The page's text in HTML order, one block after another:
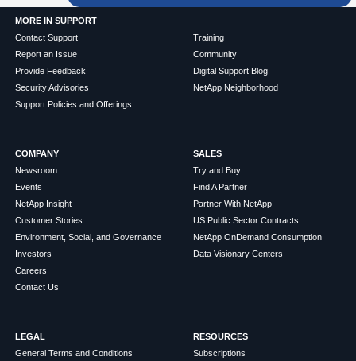
MORE IN SUPPORT
Contact Support
Report an Issue
Provide Feedback
Security Advisories
Support Policies and Offerings
Training
Community
Digital Support Blog
NetApp Neighborhood
COMPANY
Newsroom
Events
NetApp Insight
Customer Stories
Environment, Social, and Governance
Investors
Careers
Contact Us
SALES
Try and Buy
Find A Partner
Partner With NetApp
US Public Sector Contracts
NetApp OnDemand Consumption
Data Visionary Centers
LEGAL
General Terms and Conditions
RESOURCES
Subscriptions